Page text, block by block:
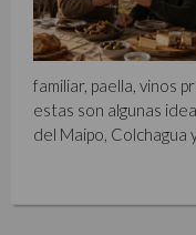
familiar, paella, vinos
estas son algunas
del Maipo, Colchagua